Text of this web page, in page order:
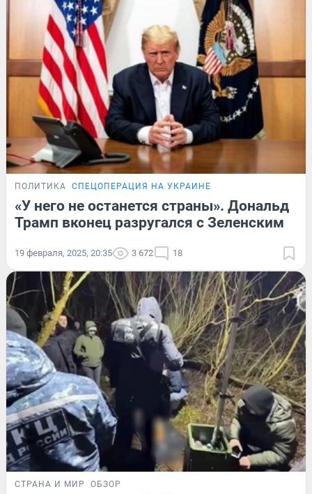
ПОЛИТИКА СПЕЦОПЕРАЦИЯ НА УКРАИНЕ
«У него не останется страны». Дональд
Трамп вконец разругался с Зеленским
19 февраля, 2025, 20:35 3 672 18
СТРАНА И МИР ОБЗОР